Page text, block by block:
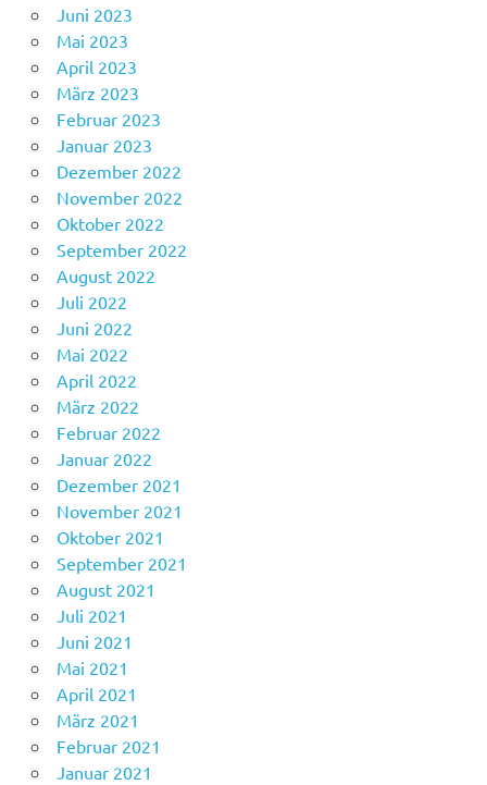
Juni 2023
Mai 2023
April 2023
März 2023
Februar 2023
Januar 2023
Dezember 2022
November 2022
Oktober 2022
September 2022
August 2022
Juli 2022
Juni 2022
Mai 2022
April 2022
März 2022
Februar 2022
Januar 2022
Dezember 2021
November 2021
Oktober 2021
September 2021
August 2021
Juli 2021
Juni 2021
Mai 2021
April 2021
März 2021
Februar 2021
Januar 2021